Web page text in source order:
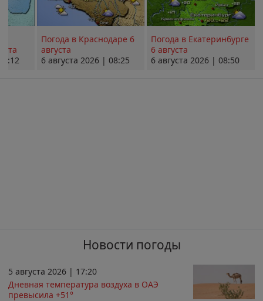
Погода в Краснодаре 6
августа
6 августа 2026 | 08:25
Погода в Екатеринбурге
6 августа
6 августа 2026 | 08:50
Новости погоды
5 августа 2026 | 17:20
Дневная температура воздуха в ОАЭ
превысила +51°